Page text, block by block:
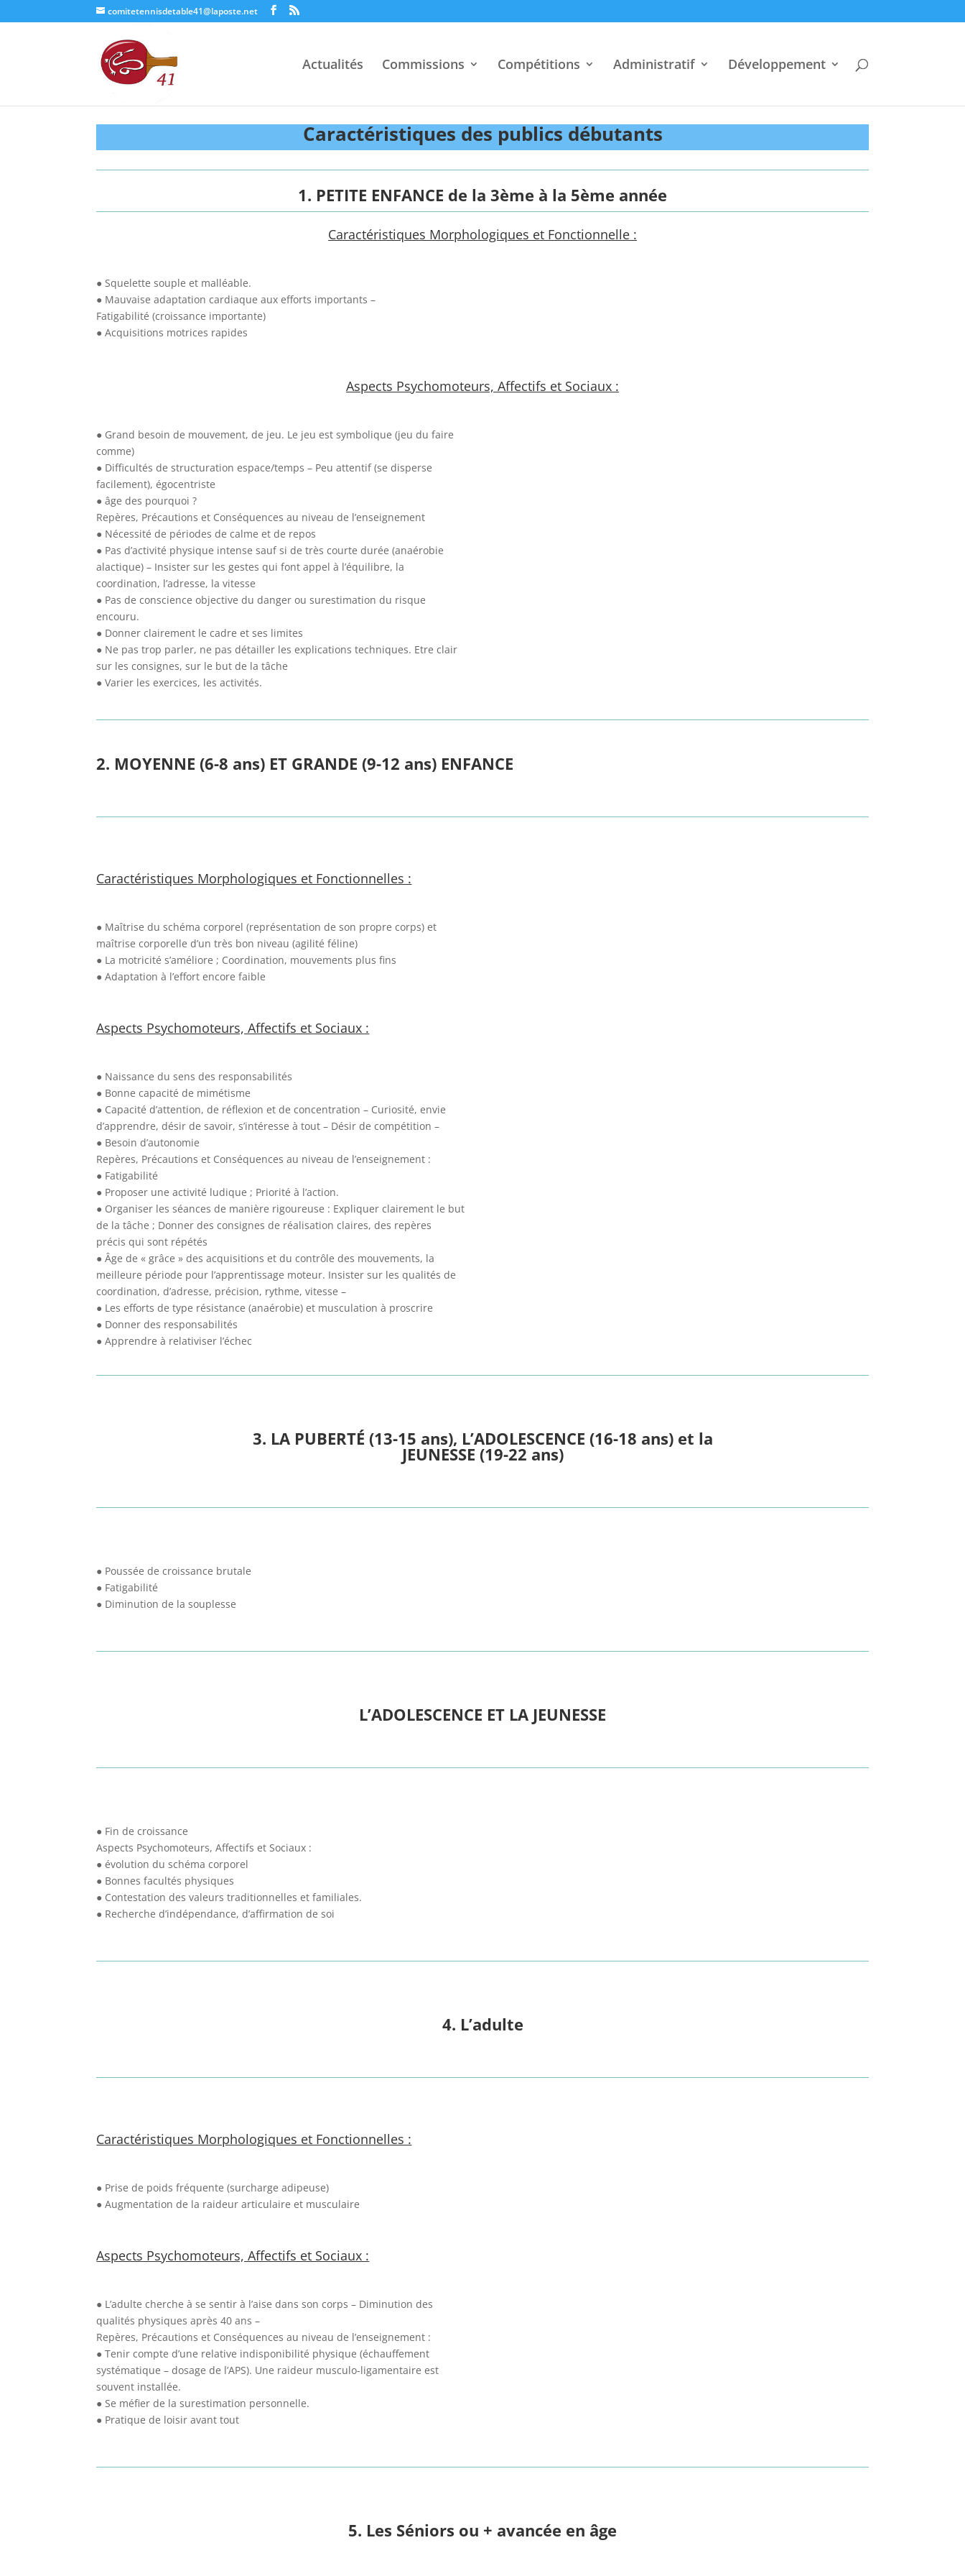
comitetennisdetable41@laposte.net
Actualités Commissions Compétitions Administratif Développement
Caractéristiques des publics débutants
1. PETITE ENFANCE de la 3ème à la 5ème année
Caractéristiques Morphologiques et Fonctionnelle :
● Squelette souple et malléable.
● Mauvaise adaptation cardiaque aux efforts importants –
Fatigabilité (croissance importante)
● Acquisitions motrices rapides
Aspects Psychomoteurs, Affectifs et Sociaux :
● Grand besoin de mouvement, de jeu. Le jeu est symbolique (jeu du faire
comme)
● Difficultés de structuration espace/temps – Peu attentif (se disperse
facilement), égocentriste
● âge des pourquoi ?
Repères, Précautions et Conséquences au niveau de l’enseignement
● Nécessité de périodes de calme et de repos
● Pas d’activité physique intense sauf si de très courte durée (anaérobie
alactique) – Insister sur les gestes qui font appel à l’équilibre, la
coordination, l’adresse, la vitesse
● Pas de conscience objective du danger ou surestimation du risque
encouru.
● Donner clairement le cadre et ses limites
● Ne pas trop parler, ne pas détailler les explications techniques. Etre clair
sur les consignes, sur le but de la tâche
● Varier les exercices, les activités.
2. MOYENNE (6-8 ans) ET GRANDE (9-12 ans) ENFANCE
Caractéristiques Morphologiques et Fonctionnelles :
● Maîtrise du schéma corporel (représentation de son propre corps) et
maîtrise corporelle d’un très bon niveau (agilité féline)
● La motricité s’améliore ; Coordination, mouvements plus fins
● Adaptation à l’effort encore faible
Aspects Psychomoteurs, Affectifs et Sociaux :
● Naissance du sens des responsabilités
● Bonne capacité de mimétisme
● Capacité d’attention, de réflexion et de concentration – Curiosité, envie
d’apprendre, désir de savoir, s’intéresse à tout – Désir de compétition –
● Besoin d’autonomie
Repères, Précautions et Conséquences au niveau de l’enseignement :
● Fatigabilité
● Proposer une activité ludique ; Priorité à l’action.
● Organiser les séances de manière rigoureuse : Expliquer clairement le but
de la tâche ; Donner des consignes de réalisation claires, des repères
précis qui sont répétés
● Âge de « grâce » des acquisitions et du contrôle des mouvements, la
meilleure période pour l’apprentissage moteur. Insister sur les qualités de
coordination, d’adresse, précision, rythme, vitesse –
● Les efforts de type résistance (anaérobie) et musculation à proscrire
● Donner des responsabilités
● Apprendre à relativiser l’échec
3. LA PUBERTÉ (13-15 ans), L’ADOLESCENCE (16-18 ans) et la
JEUNESSE (19-22 ans)
● Poussée de croissance brutale
● Fatigabilité
● Diminution de la souplesse
L’ADOLESCENCE ET LA JEUNESSE
● Fin de croissance
Aspects Psychomoteurs, Affectifs et Sociaux :
● évolution du schéma corporel
● Bonnes facultés physiques
● Contestation des valeurs traditionnelles et familiales.
● Recherche d’indépendance, d’affirmation de soi
4. L’adulte
Caractéristiques Morphologiques et Fonctionnelles :
● Prise de poids fréquente (surcharge adipeuse)
● Augmentation de la raideur articulaire et musculaire
Aspects Psychomoteurs, Affectifs et Sociaux :
● L’adulte cherche à se sentir à l’aise dans son corps – Diminution des
qualités physiques après 40 ans –
Repères, Précautions et Conséquences au niveau de l’enseignement :
● Tenir compte d’une relative indisponibilité physique (échauffement
systématique – dosage de l’APS). Une raideur musculo-ligamentaire est
souvent installée.
● Se méfier de la surestimation personnelle.
● Pratique de loisir avant tout
5. Les Séniors ou + avancée en âge